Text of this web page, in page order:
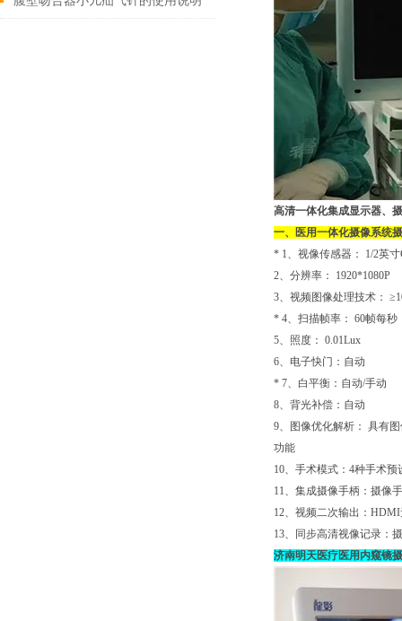
高清一体化集成显示器、
一、
医用一体化摄像系统
* 1、视像传感器： 1/2英
2、分辨率： 1920*1080P
3、视频图像处理技术：
* 4、扫描帧率： 60帧每秒
5、照度： 0.01Lux
6、电子快门：自动
* 7、白平衡：自动/手动
8、背光补偿：自动
9、图像优化解析： 具有
功能
10、手术模式：4种手术
11、集成摄像手柄：摄像
12、视频二次输出：
13、同步高清视像记录：
济南明天医疗医用内窥镜